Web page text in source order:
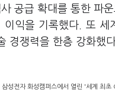
공급 확대를 통한 파
이익을 기록했다. 또
경쟁력을 한층 강화했
성전자 화성캠퍼스에서 열린 '세계 최